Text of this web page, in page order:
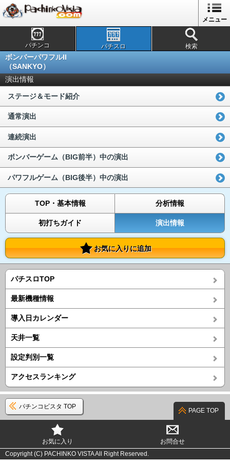
メニュー
パチンコ パチスロ 検索
ボンバーパワフルII
（SANKYO）
演出情報
ステージ＆モード紹介
通常演出
連続演出
ボンバーゲーム（BIG前半）中の演出
パワフルゲーム（BIG後半）中の演出
TOP・基本情報 分析情報
初打ちガイド 演出情報
お気に入りに追加
パチスロTOP
最新機種情報
導入日カレンダー
天井一覧
設定判別一覧
アクセスランキング
パチンコビスタ TOP
PAGE TOP
お気に入り
お問合せ
Copyright (C) PACHINKO VISTA All Right Reserved.